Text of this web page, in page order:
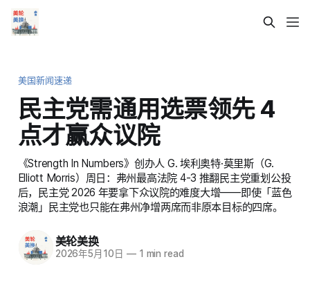
美国新闻速递
民主党需通用选票领先 4
点才赢众议院
《Strength In Numbers》创办人 G. 埃利奥特·莫里斯（G.
Elliott Morris）周日：弗州最高法院 4-3 推翻民主党重划公投
后，民主党 2026 年要拿下众议院的难度大增——即使「蓝色
浪潮」民主党也只能在弗州净增两席而非原本目标的四席。
美轮美换
2026年5月10日 —1 min read